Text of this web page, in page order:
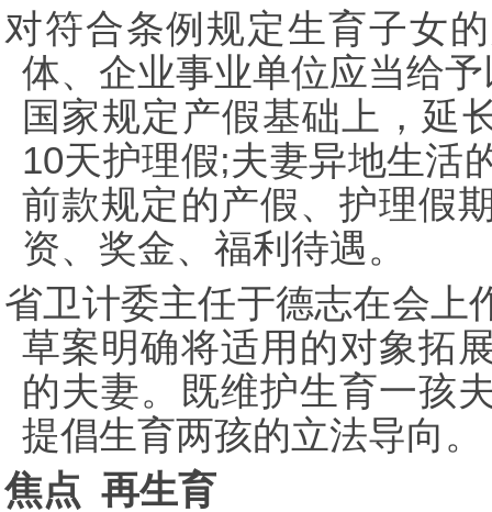
对符合条例规定生育子女
体、企业事业单位应当给
国家规定产假基础上，延
10天护理假;夫妻异地生活
前款规定的产假、护理假
资、奖金、福利待遇。
省卫计委主任于德志在会上
草案明确将适用的对象拓
的夫妻。既维护生育一孩
提倡生育两孩的立法导向。
焦点 再生育